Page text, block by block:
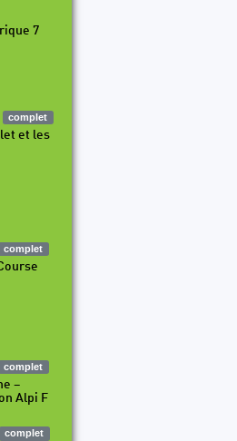
7
complet
et les
complet
complet
–
Alpi F
complet